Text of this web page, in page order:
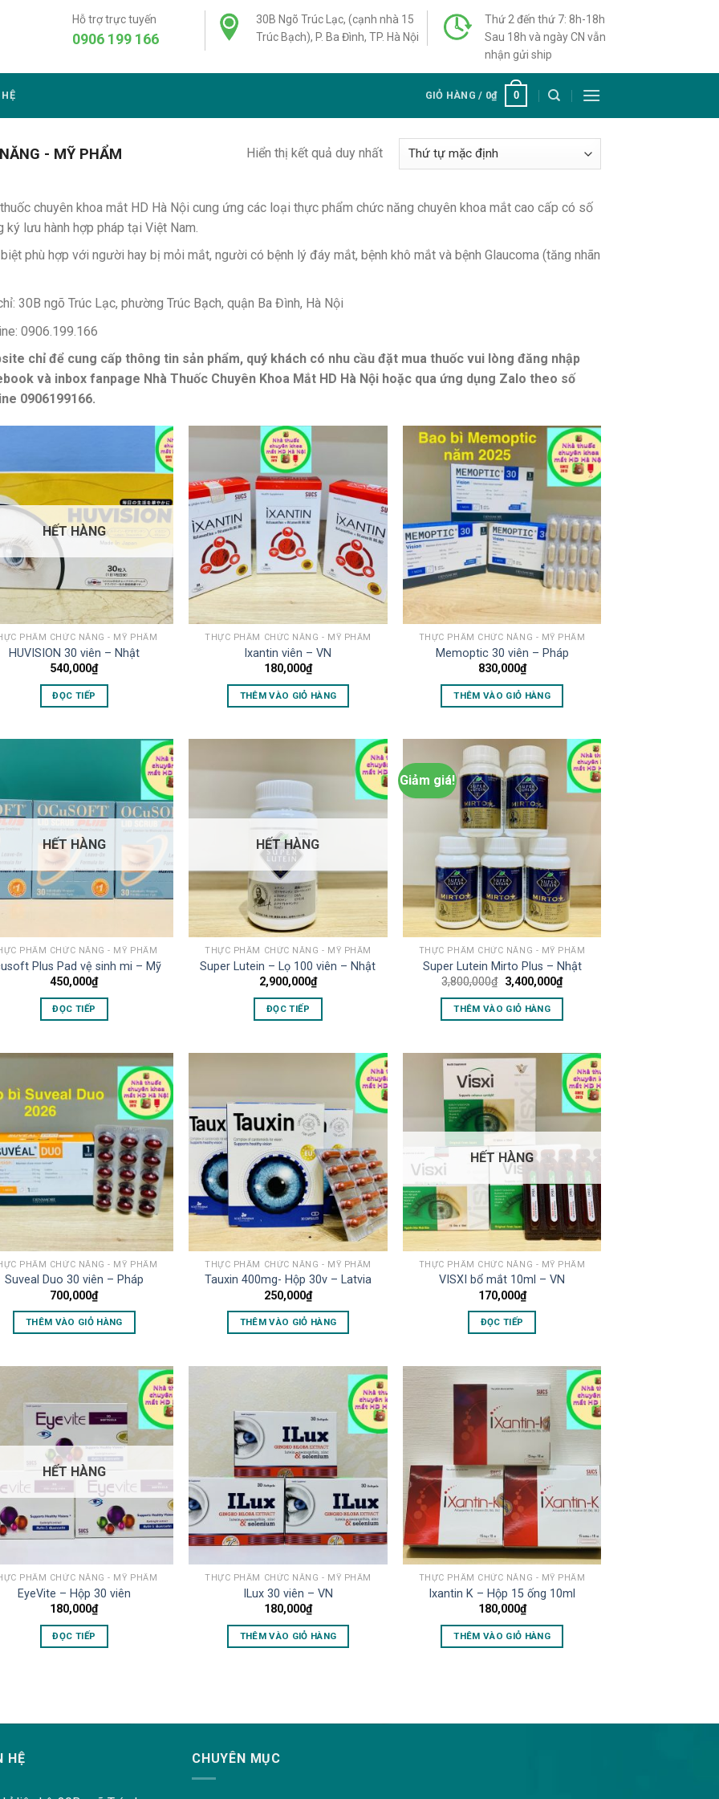
Hỗ trợ trực tuyến
0906 199 166
30B Ngõ Trúc Lạc, (cạnh nhà 15
Trúc Bạch), P. Ba Đình, TP. Hà Nội
Thứ 2 đến thứ 7: 8h-18h
Sau 18h và ngày CN vẫn
nhận gửi ship
GIỎ HÀNG / 0₫ 0
- MỸ PHẨM Hiển thị kết quả duy nhất
chuyên khoa mắt HD Hà Nội cung ứng các loại thực phẩm chức năng chuyên khoa mắt cao cấp có số
ký lưu hành hợp pháp tại Việt Nam.
phù hợp với người hay bị mỏi mắt, người có bệnh lý đáy mắt, bệnh khô mắt và bệnh Glaucoma (tăng nhãn
30B ngõ Trúc Lạc, phường Trúc Bạch, quận Ba Đình, Hà Nội
0906.199.166
chỉ để cung cấp thông tin sản phẩm, quý khách có nhu cầu đặt mua thuốc vui lòng đăng nhập
và inbox fanpage Nhà Thuốc Chuyên Khoa Mắt HD Hà Nội hoặc qua ứng dụng Zalo theo số
0906199166.
HẾT HÀNG
PHẨM CHỨC NĂNG - MỸ PHẨM
HUVISION 30 viên – Nhật
540,000₫
ĐỌC TIẾP
THỰC PHẨM CHỨC NĂNG - MỸ PHẨM
Ixantin viên – VN
180,000₫
THÊM VÀO GIỎ HÀNG
THỰC PHẨM CHỨC NĂNG - MỸ PHẨM
Memoptic 30 viên – Pháp
830,000₫
THÊM VÀO GIỎ HÀNG
HẾT HÀNG
PHẨM CHỨC NĂNG - MỸ PHẨM
Plus Pad vệ sinh mi – Mỹ
450,000₫
ĐỌC TIẾP
HẾT HÀNG
THỰC PHẨM CHỨC NĂNG - MỸ PHẨM
Super Lutein – Lọ 100 viên – Nhật
2,900,000₫
ĐỌC TIẾP
Giảm giá!
THỰC PHẨM CHỨC NĂNG - MỸ PHẨM
Super Lutein Mirto Plus – Nhật
3,800,000₫ 3,400,000₫
THÊM VÀO GIỎ HÀNG
PHẨM CHỨC NĂNG - MỸ PHẨM
Suveal Duo 30 viên – Pháp
700,000₫
THÊM VÀO GIỎ HÀNG
THỰC PHẨM CHỨC NĂNG - MỸ PHẨM
Tauxin 400mg- Hộp 30v – Latvia
250,000₫
THÊM VÀO GIỎ HÀNG
HẾT HÀNG
THỰC PHẨM CHỨC NĂNG - MỸ PHẨM
VISXI bổ mắt 10ml – VN
170,000₫
ĐỌC TIẾP
HẾT HÀNG
PHẨM CHỨC NĂNG - MỸ PHẨM
EyeVite – Hộp 30 viên
180,000₫
ĐỌC TIẾP
THỰC PHẨM CHỨC NĂNG - MỸ PHẨM
ILux 30 viên – VN
180,000₫
THÊM VÀO GIỎ HÀNG
THỰC PHẨM CHỨC NĂNG - MỸ PHẨM
Ixantin K – Hộp 15 ống 10ml
180,000₫
THÊM VÀO GIỎ HÀNG
HỆ CHUYÊN MỤC